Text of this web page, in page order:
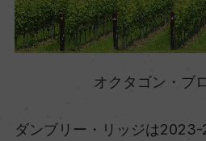
オクタゴン・ブ
ダンブリー・リッジは